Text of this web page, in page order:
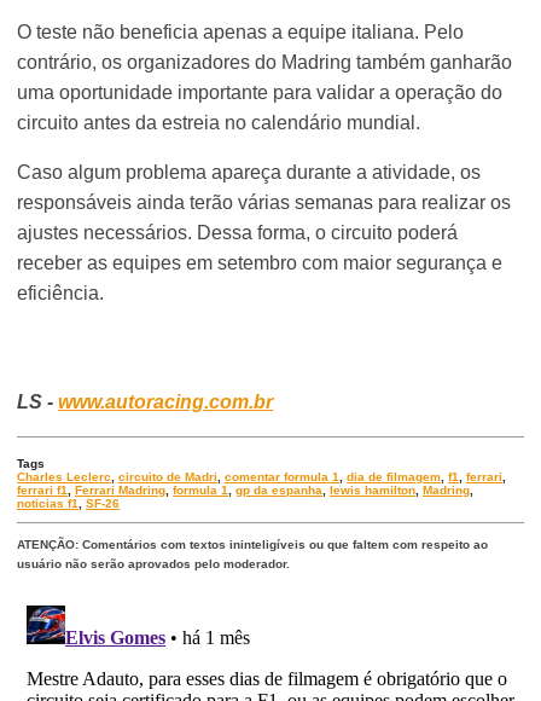
O teste não beneficia apenas a equipe italiana. Pelo
contrário, os organizadores do Madring também ganharão
uma oportunidade importante para validar a operação do
circuito antes da estreia no calendário mundial.
Caso algum problema apareça durante a atividade, os
responsáveis ainda terão várias semanas para realizar os
ajustes necessários. Dessa forma, o circuito poderá
receber as equipes em setembro com maior segurança e
eficiência.
LS -www.autoracing.com.br
Tags
Charles Leclerc,circuito de Madri,comentar formula 1,dia de filmagem,f1,ferrari,
ferrari f1, Ferrari Madring,formula 1,gp da espanha, lewis hamilton, Madring,
noticias f1,SF-26
ATENÇÃO: Comentários com textos ininteligíveis ou que faltem com respeito ao
usuário não serão aprovados pelo moderador.